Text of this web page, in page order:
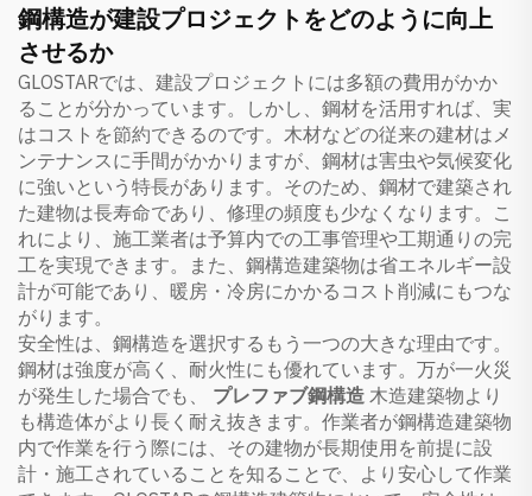
鋼構造が建設プロジェクトをどのように向上
させるか
GLOSTARでは、建設プロジェクトには多額の費用がかか
ることが分かっています。しかし、鋼材を活用すれば、実
はコストを節約できるのです。木材などの従来の建材はメ
ンテナンスに手間がかかりますが、鋼材は害虫や気候変化
に強いという特長があります。そのため、鋼材で建築され
た建物は長寿命であり、修理の頻度も少なくなります。こ
れにより、施工業者は予算内での工事管理や工期通りの完
工を実現できます。また、鋼構造建築物は省エネルギー設
計が可能であり、暖房・冷房にかかるコスト削減にもつな
がります。
安全性は、鋼構造を選択するもう一つの大きな理由です。
鋼材は強度が高く、耐火性にも優れています。万が一火災
が発生した場合でも、 プレファブ鋼構造 木造建築物より
も構造体がより長く耐え抜きます。作業者が鋼構造建築物
内で作業を行う際には、その建物が長期使用を前提に設
計・施工されていることを知ることで、より安心して作業